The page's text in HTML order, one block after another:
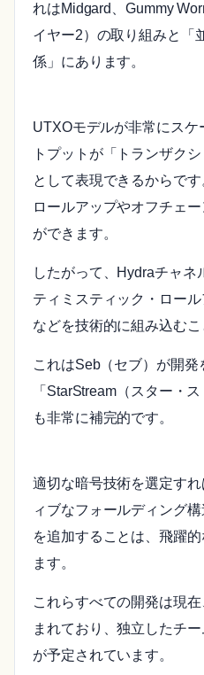
れはMidgard、Gummy
イヤー2）の取り組みと「
係」にあります。
UTXOモデルが非常にスケ
トプットが「トランザク
として表現できるからで
ロールアップやオフチェ
ができます。
したがって、Hydraチャネ
ティミスティック・ロー
などを技術的に組み込むこ
これはSeb（セブ）が開発
「StarStream（スター・
も非常に補完的です。
適切な暗号技術を選定す
ィブなフォールディング
を追加することは、飛躍
ます。
これらすべての開発は現
まれており、独立したチ
が予定されています。